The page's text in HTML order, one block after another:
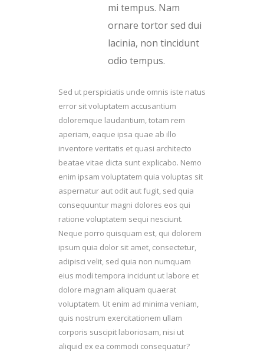
mi tempus. Nam
ornare tortor sed dui
lacinia, non tincidunt
odio tempus.
Sed ut perspiciatis unde omnis iste natus
error sit voluptatem accusantium
doloremque laudantium, totam rem
aperiam, eaque ipsa quae ab illo
inventore veritatis et quasi architecto
beatae vitae dicta sunt explicabo. Nemo
enim ipsam voluptatem quia voluptas sit
aspernatur aut odit aut fugit, sed quia
consequuntur magni dolores eos qui
ratione voluptatem sequi nesciunt.
Neque porro quisquam est, qui dolorem
ipsum quia dolor sit amet, consectetur,
adipisci velit, sed quia non numquam
eius modi tempora incidunt ut labore et
dolore magnam aliquam quaerat
voluptatem. Ut enim ad minima veniam,
quis nostrum exercitationem ullam
corporis suscipit laboriosam, nisi ut
aliquid ex ea commodi consequatur?